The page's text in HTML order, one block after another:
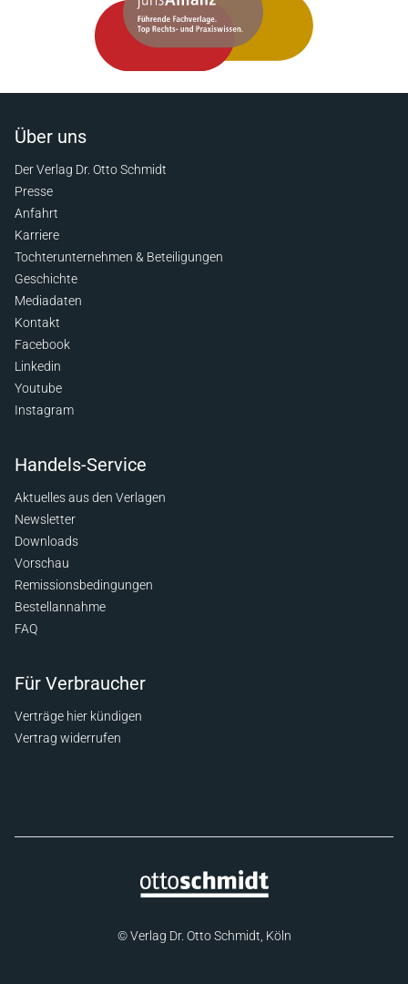
Über uns
Der Verlag Dr. Otto Schmidt
Presse
Anfahrt
Karriere
Tochterunternehmen & Beteiligungen
Geschichte
Mediadaten
Kontakt
Facebook
Linkedin
Youtube
Instagram
Handels-Service
Aktuelles aus den Verlagen
Newsletter
Downloads
Vorschau
Remissionsbedingungen
Bestellannahme
FAQ
Für Verbraucher
Verträge hier kündigen
Vertrag widerrufen
© Verlag Dr. Otto Schmidt, Köln